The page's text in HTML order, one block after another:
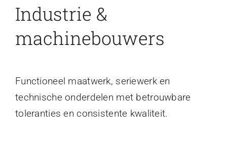
Industrie &
machinebouwers
Functioneel maatwerk, seriewerk en
technische onderdelen met betrouwbare
toleranties en consistente kwaliteit.